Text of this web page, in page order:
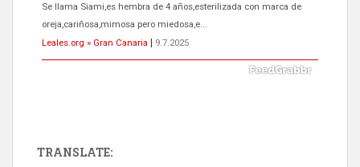
Se llama Siami,es hembra de 4 años,esterilizada con marca de
oreja,cariñosa,mimosa pero miedosa,e...
Leales.org » Gran Canaria
9.7.2025
TRANSLATE: